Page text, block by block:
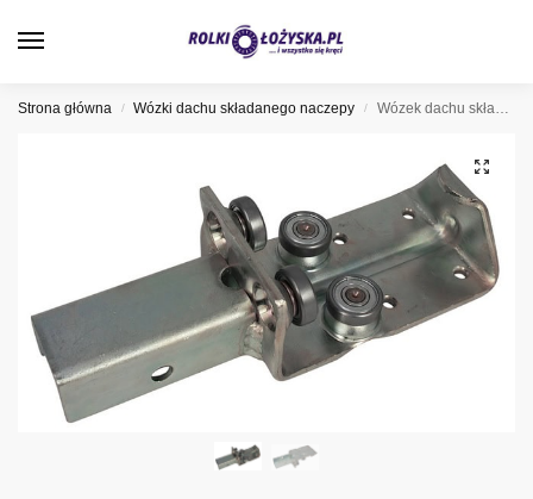
Strona główna / Wózki dachu składanego naczepy / Wózek dachu składanego naczepy, 19-043